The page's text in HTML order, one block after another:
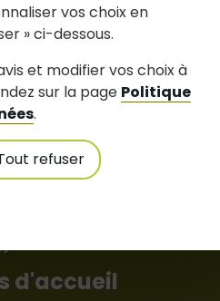
vos choix en
» ci-dessous.
et modifier vos choix à
sur la page Politique
.
refuser
sur-Erdre
44440 Joué-sur-Erdre
Contactez nous
d'accueil